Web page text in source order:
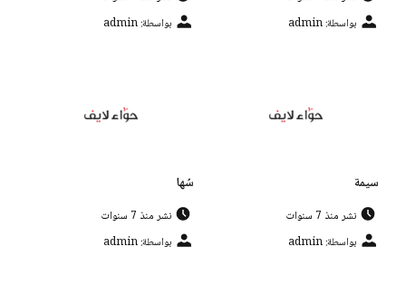
بواسطة: admin
بواسطة: admin
سيمة
نشر منذ 7 سنوات
بواسطة: admin
سُها
نشر منذ 7 سنوات
بواسطة: admin